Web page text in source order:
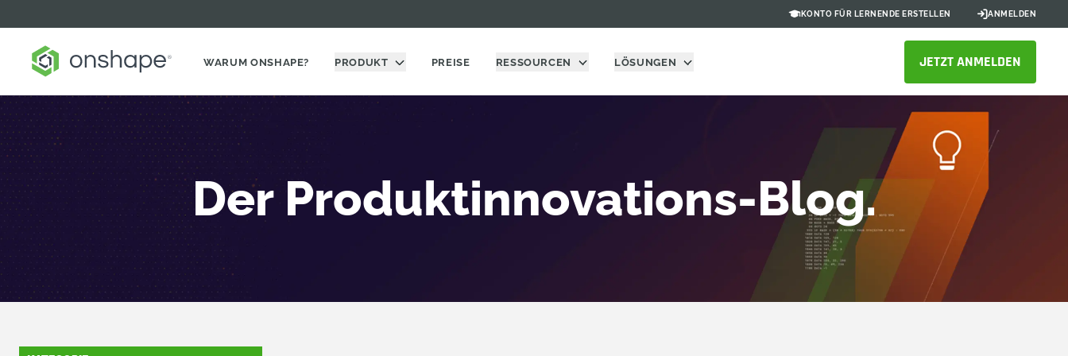
KONTO FÜR LERNENDE ERSTELLEN ANMELDEN
WARUM ONSHAPE? PRODUKT PREISE RESSOURCEN LÖSUNGEN JETZT ANMELDEN
Der Produktinnovations-Blog.